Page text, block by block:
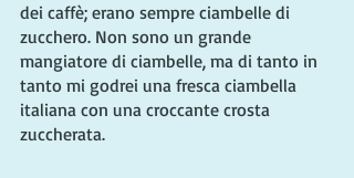
dei caffè; erano sempre ciambelle di
zucchero. Non sono un grande
mangiatore di ciambelle, ma di tanto in
tanto mi godrei una fresca ciambella
italiana con una croccante crosta
zuccherata.